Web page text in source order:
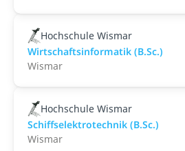
Hochschule Wismar
Wirtschaftsinformatik (B.Sc.)
Wismar
Hochschule Wismar
Schiffselektrotechnik (B.Sc.)
Wismar